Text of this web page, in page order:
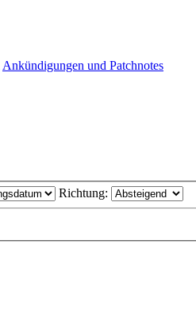
Ankündigungen und Patchnotes
Richtung: